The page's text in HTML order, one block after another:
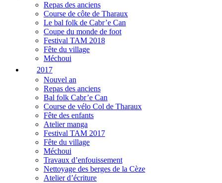
Repas des anciens
Course de côte de Tharaux
Le bal folk de Cabr’e Can
Coupe du monde de foot
Festival TAM 2018
Fête du village
Méchoui
2017
Nouvel an
Repas des anciens
Bal folk Cabr’e Can
Course de vélo Col de Tharaux
Fête des enfants
Atelier manga
Festival TAM 2017
Fête du village
Méchoui
Travaux d’enfouissement
Nettoyage des berges de la Cèze
Atelier d’écriture